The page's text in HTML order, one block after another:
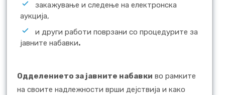
закажување и следење на електронска
аукција,
и други работи поврзани со процедурите за
јавните набавки.
Одделението за јавните набавки во рамките
на своите надлежности врши дејствија и како